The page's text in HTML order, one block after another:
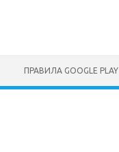
ПРАВИЛА GOOGLE PLAY